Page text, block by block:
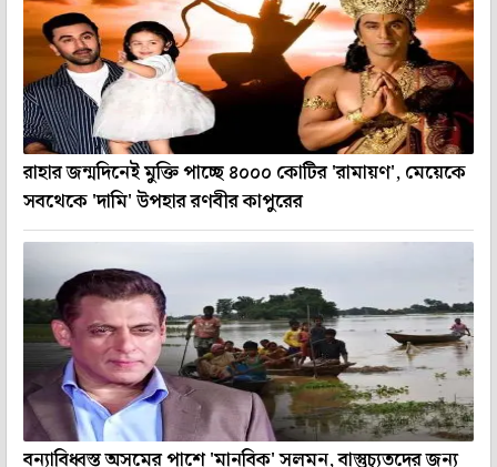
রাহার জন্মদিনেই মুক্তি পাচ্ছে ৪০০০ কোটির 'রামায়ণ', মেয়েকে
সবথেকে 'দামি' উপহার রণবীর কাপুরের
বন্যাবিধ্বস্ত অসমের পাশে 'মানবিক' সলমন, বাস্তুচ্যুতদের জন্য